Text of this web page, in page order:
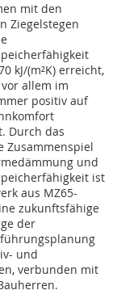
mit den
Ziegelstegen
kJ/(m²K) erreicht,
allem im
positiv auf
Durch das
Zusammenspiel
und
ist
aus MZ65-
zukunftsfähige
der
und
verbunden mit